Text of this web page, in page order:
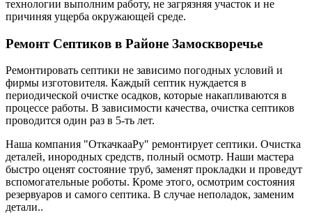
технологии выполним работу, не загрязняя участок и не
причиняя ущерба окружающей среде.
Ремонт Септиков в Районе Замоскворечье
Ремонтировать септики не зависимо погодных условий и
фирмы изготовителя. Каждый септик нуждается в
периодической очистке осадков, которые накапливаются в
процессе работы. В зависимости качества, очистка септиков
проводится один раз в 5-ть лет.
Наша компания "ОткачкааРу" ремонтирует септики. Очистка
деталей, инородных средств, полный осмотр. Наши мастера
быстро оценят состояние труб, заменят прокладки и проведут
вспомогательные роботы. Кроме этого, осмотрим состояния
резервуаров и самого септика. В случае неполадок, заменим
детали..